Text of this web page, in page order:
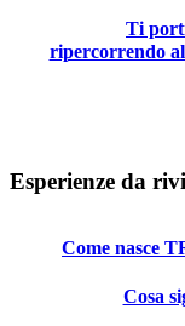
Ti
ripercorrendo
Esperienze da
Come nasce
Cosa